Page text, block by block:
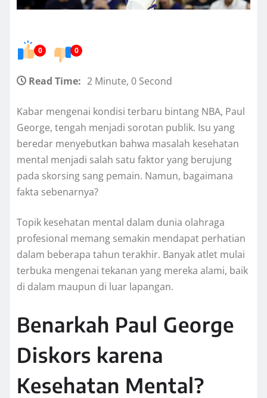
0 0
Read Time: 2 Minute, 0 Second
Kabar mengenai kondisi terbaru bintang NBA, Paul
George, tengah menjadi sorotan publik. Isu yang
beredar menyebutkan bahwa masalah kesehatan
mental menjadi salah satu faktor yang berujung
pada skorsing sang pemain. Namun, bagaimana
fakta sebenarnya?
Topik kesehatan mental dalam dunia olahraga
profesional memang semakin mendapat perhatian
dalam beberapa tahun terakhir. Banyak atlet mulai
terbuka mengenai tekanan yang mereka alami, baik
di dalam maupun di luar lapangan.
Benarkah Paul George
Diskors karena
Kesehatan Mental?